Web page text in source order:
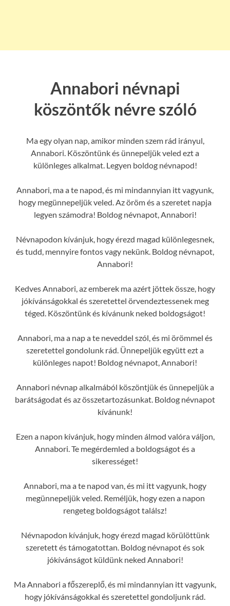
Annabori névnapi
köszöntők névre szóló
Ma egy olyan nap, amikor minden szem rád irányul,
Annabori. Köszöntünk és ünnepeljük veled ezt a
különleges alkalmat. Legyen boldog névnapod!
Annabori, ma a te napod, és mi mindannyian itt vagyunk,
hogy megünnepeljük veled. Az öröm és a szeretet napja
legyen számodra! Boldog névnapot, Annabori!
Névnapodon kívánjuk, hogy érezd magad különlegesnek,
és tudd, mennyire fontos vagy nekünk. Boldog névnapot,
Annabori!
Kedves Annabori, az emberek ma azért jöttek össze, hogy
jókívánságokkal és szeretettel örvendeztessenek meg
téged. Köszöntünk és kívánunk neked boldogságot!
Annabori, ma a nap a te neveddel szól, és mi örömmel és
szeretettel gondolunk rád. Ünnepeljük együtt ezt a
különleges napot! Boldog névnapot, Annabori!
Annabori névnap alkalmából köszöntjük és ünnepeljük a
barátságodat és az összetartozásunkat. Boldog névnapot
kívánunk!
Ezen a napon kívánjuk, hogy minden álmod valóra váljon,
Annabori. Te megérdemled a boldogságot és a
sikerességet!
Annabori, ma a te napod van, és mi itt vagyunk, hogy
megünnepeljük veled. Reméljük, hogy ezen a napon
rengeteg boldogságot találsz!
Névnapodon kívánjuk, hogy érezd magad körülöttünk
szeretett és támogatottan. Boldog névnapot és sok
jókívánságot küldünk neked Annabori!
Ma Annabori a főszereplő, és mi mindannyian itt vagyunk,
hogy jókívánságokkal és szeretettel gondoljunk rád.